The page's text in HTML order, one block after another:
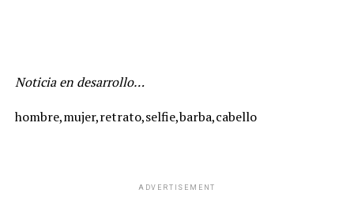
Noticia en desarrollo…
hombre,mujer,retrato,selfie,barba,cabello
ADVERTISEMENT